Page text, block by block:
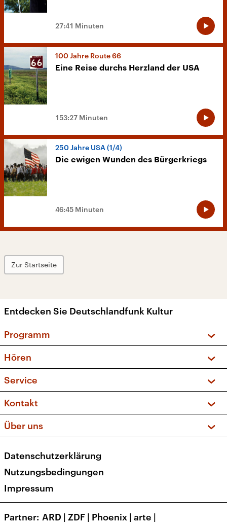
27:41 Minuten
100 Jahre Route 66
Eine Reise durchs Herzland der USA
153:27 Minuten
250 Jahre USA (1/4)
Die ewigen Wunden des Bürgerkriegs
46:45 Minuten
Zur Startseite
Entdecken Sie Deutschlandfunk Kultur
Programm
Sendungen und Podcasts
Musikliste
Kakadu – Das Kinderprogramm
Hören
Frequenzen (UKW + DAB+)
Service
FAQ
Apps
Newsletter
Kontakt
Social Media
Über uns
Presse
Karriere
Transparenz
Datenschutzerklärung
Nutzungsbedingungen
Impressum
Partner ARD | ZDF | Phoenix | arte |